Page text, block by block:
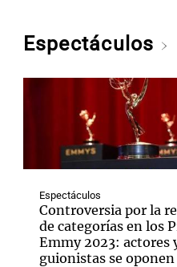
Espectáculos
Espectáculos
Controversia por la
de categorías en los
Emmy 2023: actores
guionistas se oponen